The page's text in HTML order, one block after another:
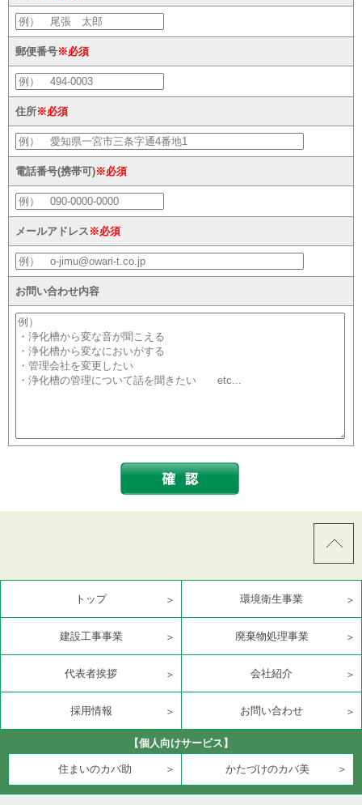
郵便番号※必須
住所※必須
電話番号(携帯可)※必須
メールアドレス ※必須
お問い合わせ内容
トップ 環境衛生事業
建設工事事業 廃棄物処理事業
代表者挨拶 会社紹介
採用情報 お問い合わせ
【個人向けサービス】
住まいのカバ助 かたづけのカバ美